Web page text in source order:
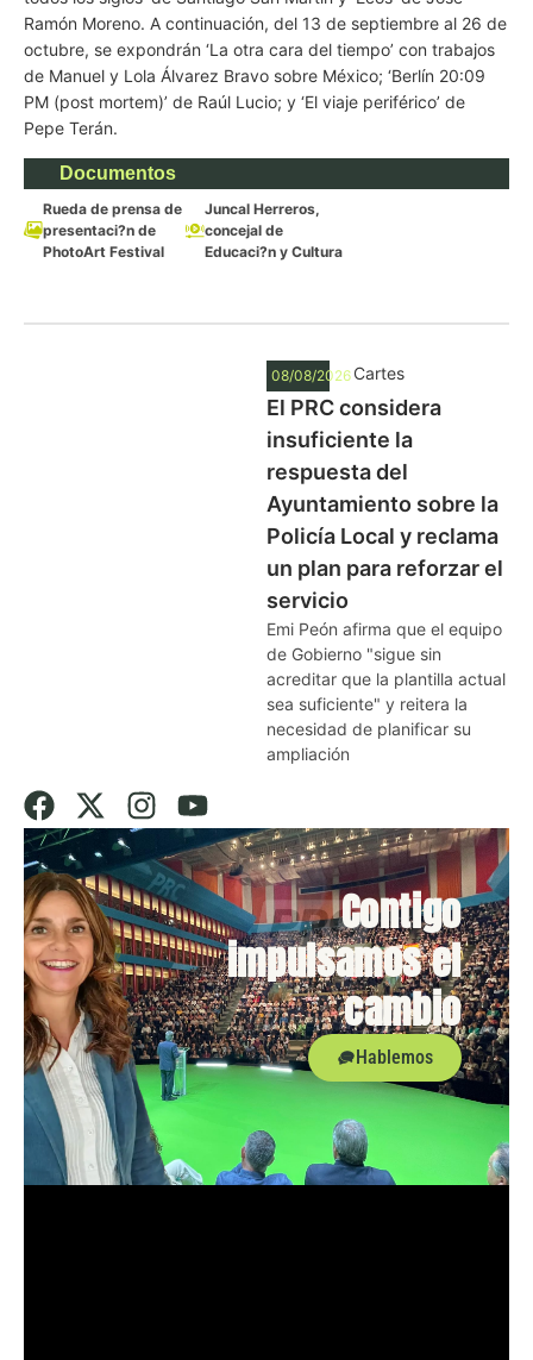
Ramón Moreno. A continuación, del 13 de septiembre al 26 de
octubre, se expondrán ‘La otra cara del tiempo’ con trabajos
de Manuel y Lola Álvarez Bravo sobre México; ‘Berlín 20:09
PM (post mortem)’ de Raúl Lucio; y ‘El viaje periférico’ de
Pepe Terán.
Documentos
Rueda de prensa de
presentaci?n de
PhotoArt Festival
Juncal Herreros,
concejal de
Educaci?n y Cultura
08/08/2026 Cartes
El PRC considera
insuficiente la
respuesta del
Ayuntamiento sobre la
Policía Local y reclama
un plan para reforzar el
servicio
Emi Peón afirma que el equipo
de Gobierno "sigue sin
acreditar que la plantilla actual
sea suficiente" y reitera la
necesidad de planificar su
ampliación
Contigo
impulsamos el
cambio
Hablemos